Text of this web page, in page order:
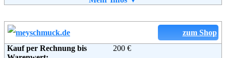
Informationen:
Weitere Zahlungsmethoden:
zum Shop
Kauf per Rechnung bis
200 €